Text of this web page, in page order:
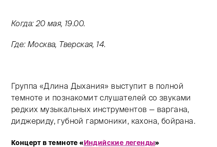
Когда: 20 мая, 19.00.
Где: Москва, Тверская, 14.
Группа «Длина Дыхания» выступит в полной
темноте и познакомит слушателей со звуками
редких музыкальных инструментов — варгана,
диджериду, губной гармоники, кахона, бойрана.
Концерт в темноте « Индийские легенды»